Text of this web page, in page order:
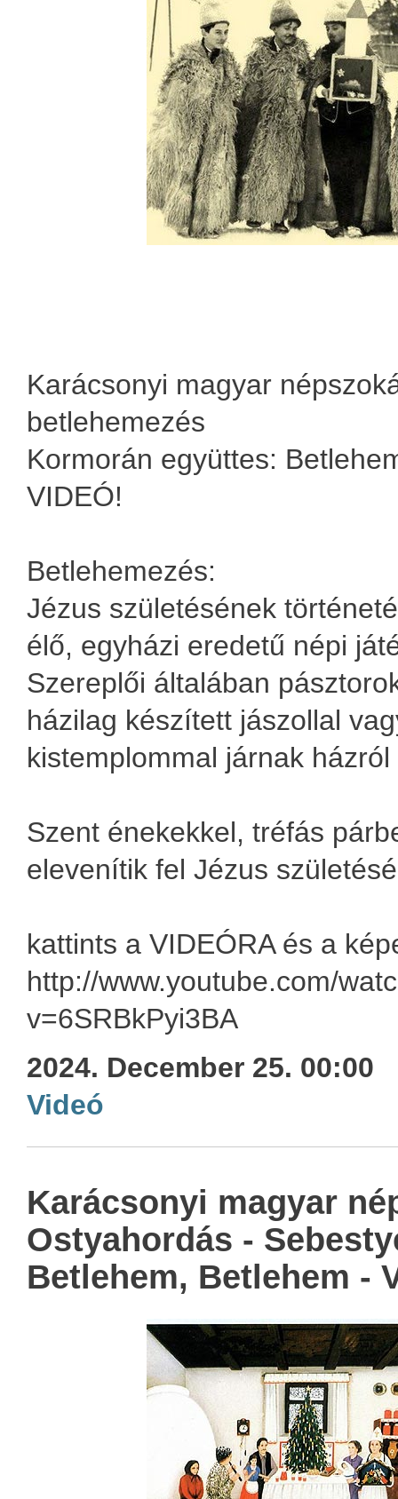
Karácsonyi magyar
betlehemezés
Kormorán együttes:
VIDEÓ!
Betlehemezés:
Jézus születésének
élő, egyházi eredetű népi
Szereplői általában
házilag készített jászollal
kistemplommal járnak
Szent énekekkel, tréfás
elevenítik fel Jézus
kattints a VIDEÓRA és a
http://www.youtube.com/
v=6SRBkPyi3BA
2024. December 25. 00:00
Videó
Karácsonyi magyar
Ostyahordás -
Betlehem, Betlehem -